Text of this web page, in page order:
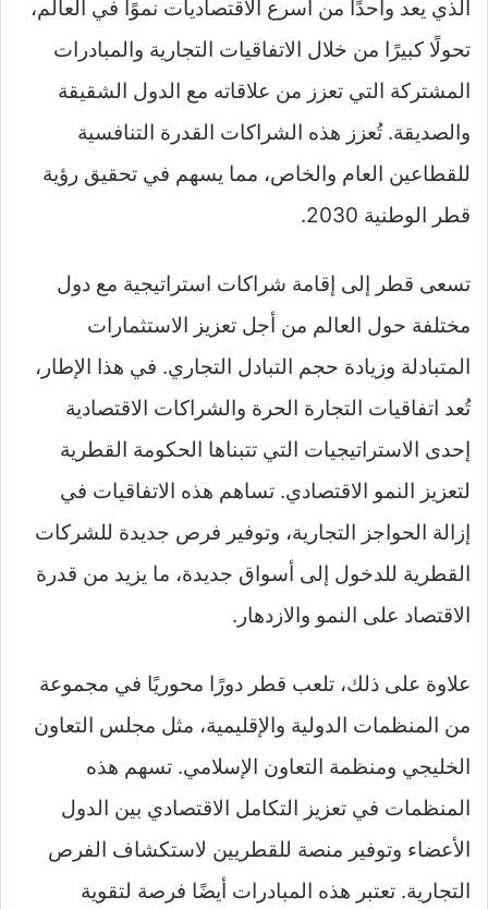
الذي يعد واحدًا من أسرع الاقتصاديات نموًا في العالم،
تحولًا كبيرًا من خلال الاتفاقيات التجارية والمبادرات
المشتركة التي تعزز من علاقاته مع الدول الشقيقة
والصديقة. تُعزز هذه الشراكات القدرة التنافسية
للقطاعين العام والخاص، مما يسهم في تحقيق رؤية
قطر الوطنية 2030.
تسعى قطر إلى إقامة شراكات استراتيجية مع دول
مختلفة حول العالم من أجل تعزيز الاستثمارات
المتبادلة وزيادة حجم التبادل التجاري. في هذا الإطار،
تُعد اتفاقيات التجارة الحرة والشراكات الاقتصادية
إحدى الاستراتيجيات التي تتبناها الحكومة القطرية
لتعزيز النمو الاقتصادي. تساهم هذه الاتفاقيات في
إزالة الحواجز التجارية، وتوفير فرص جديدة للشركات
القطرية للدخول إلى أسواق جديدة، ما يزيد من قدرة
الاقتصاد على النمو والازدهار.
علاوة على ذلك، تلعب قطر دورًا محوريًا في مجموعة
من المنظمات الدولية والإقليمية، مثل مجلس التعاون
الخليجي ومنظمة التعاون الإسلامي. تسهم هذه
المنظمات في تعزيز التكامل الاقتصادي بين الدول
الأعضاء وتوفير منصة للقطريين لاستكشاف الفرص
التجارية. تعتبر هذه المبادرات أيضًا فرصة لتقوية